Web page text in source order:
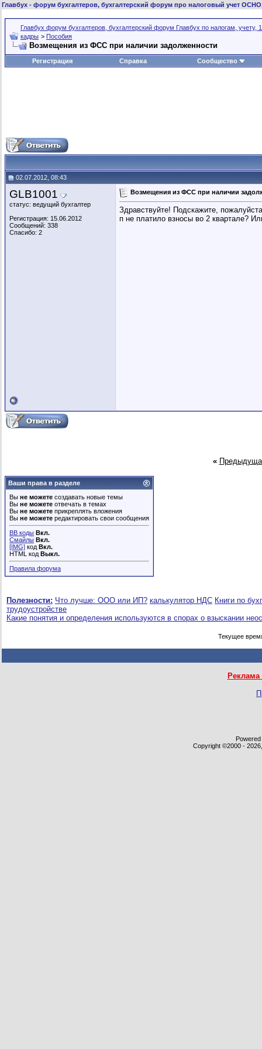
Главбух - форум бухгалтеров, бухгалтерский форум про налоговый учет
Главбух форум бухгалтеров, бухгалтерский форум Главбух по налогам, учету,
кадры > Пособия
Возмещения из ФСС при наличии задолженности
Регистрация Справка Сообщество
02.07.2012, 08:43
GLB1001
статус: ведущий бухгалтер
Регистрация: 15.06.2012
Сообщений: 338
Спасибо: 2
Возмещения из ФСС при наличии
Здравствуйте! Подскажите,
п не платило взносы во 2 квартале?
«
Ваши права в разделе
Вы не можете создавать новые темы
Вы не можете отвечать в темах
Вы не можете прикреплять вложения
Вы не можете редактировать свои сообщения
BB коды Вкл.
Смайлы Вкл.
[IMG] код Вкл.
HTML код Выкл.
Правила форума
Полезности: Что лучше: ООО или ИП? калькулятор НДС Книги по
трудоустройстве
Какие понятия и определения используются в спорах о взыскании
Текущее
Copyright ©2000 -